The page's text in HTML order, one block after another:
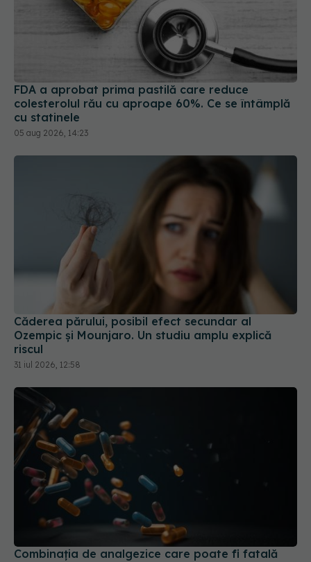
FDA a aprobat prima pastilă care reduce
colesterolul rău cu aproape 60%. Ce se întâmplă
cu statinele
05 aug 2026, 14:23
Căderea părului, posibil efect secundar al
Ozempic și Mounjaro. Un studiu amplu explică
riscul
31 iul 2026, 12:58
Combinația de analgezice care poate fi fatală